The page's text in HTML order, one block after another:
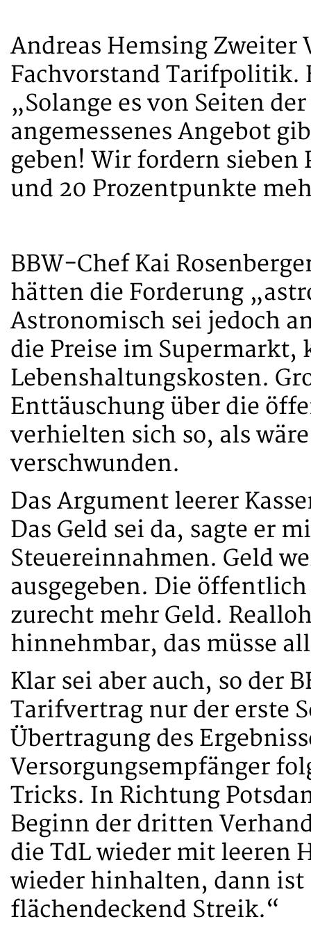
Andreas Hemsing Zweiter
Fachvorstand Tarifpolitik.
„Solange es von Seiten
angemessenes Angebot
geben! Wir fordern sieben
und 20 Prozentpunkte
BBW-Chef Kai
hätten die Forderung
Astronomisch sei jedoch
die Preise im Supermarkt,
Lebenshaltungskosten.
Enttäuschung über die
verhielten sich so, als
verschwunden.
Das Argument leerer
Das Geld sei da, sagte er
Steuereinnahmen. Geld
ausgegeben. Die
zurecht mehr Geld.
hinnehmbar, das müsse
Klar sei aber auch, so der
Tarifvertrag nur der erste
Übertragung des
Versorgungsempfänger
Tricks. In Richtung
Beginn der dritten
die TdL wieder mit leeren
wieder hinhalten, dann
flächendeckend Streik.“